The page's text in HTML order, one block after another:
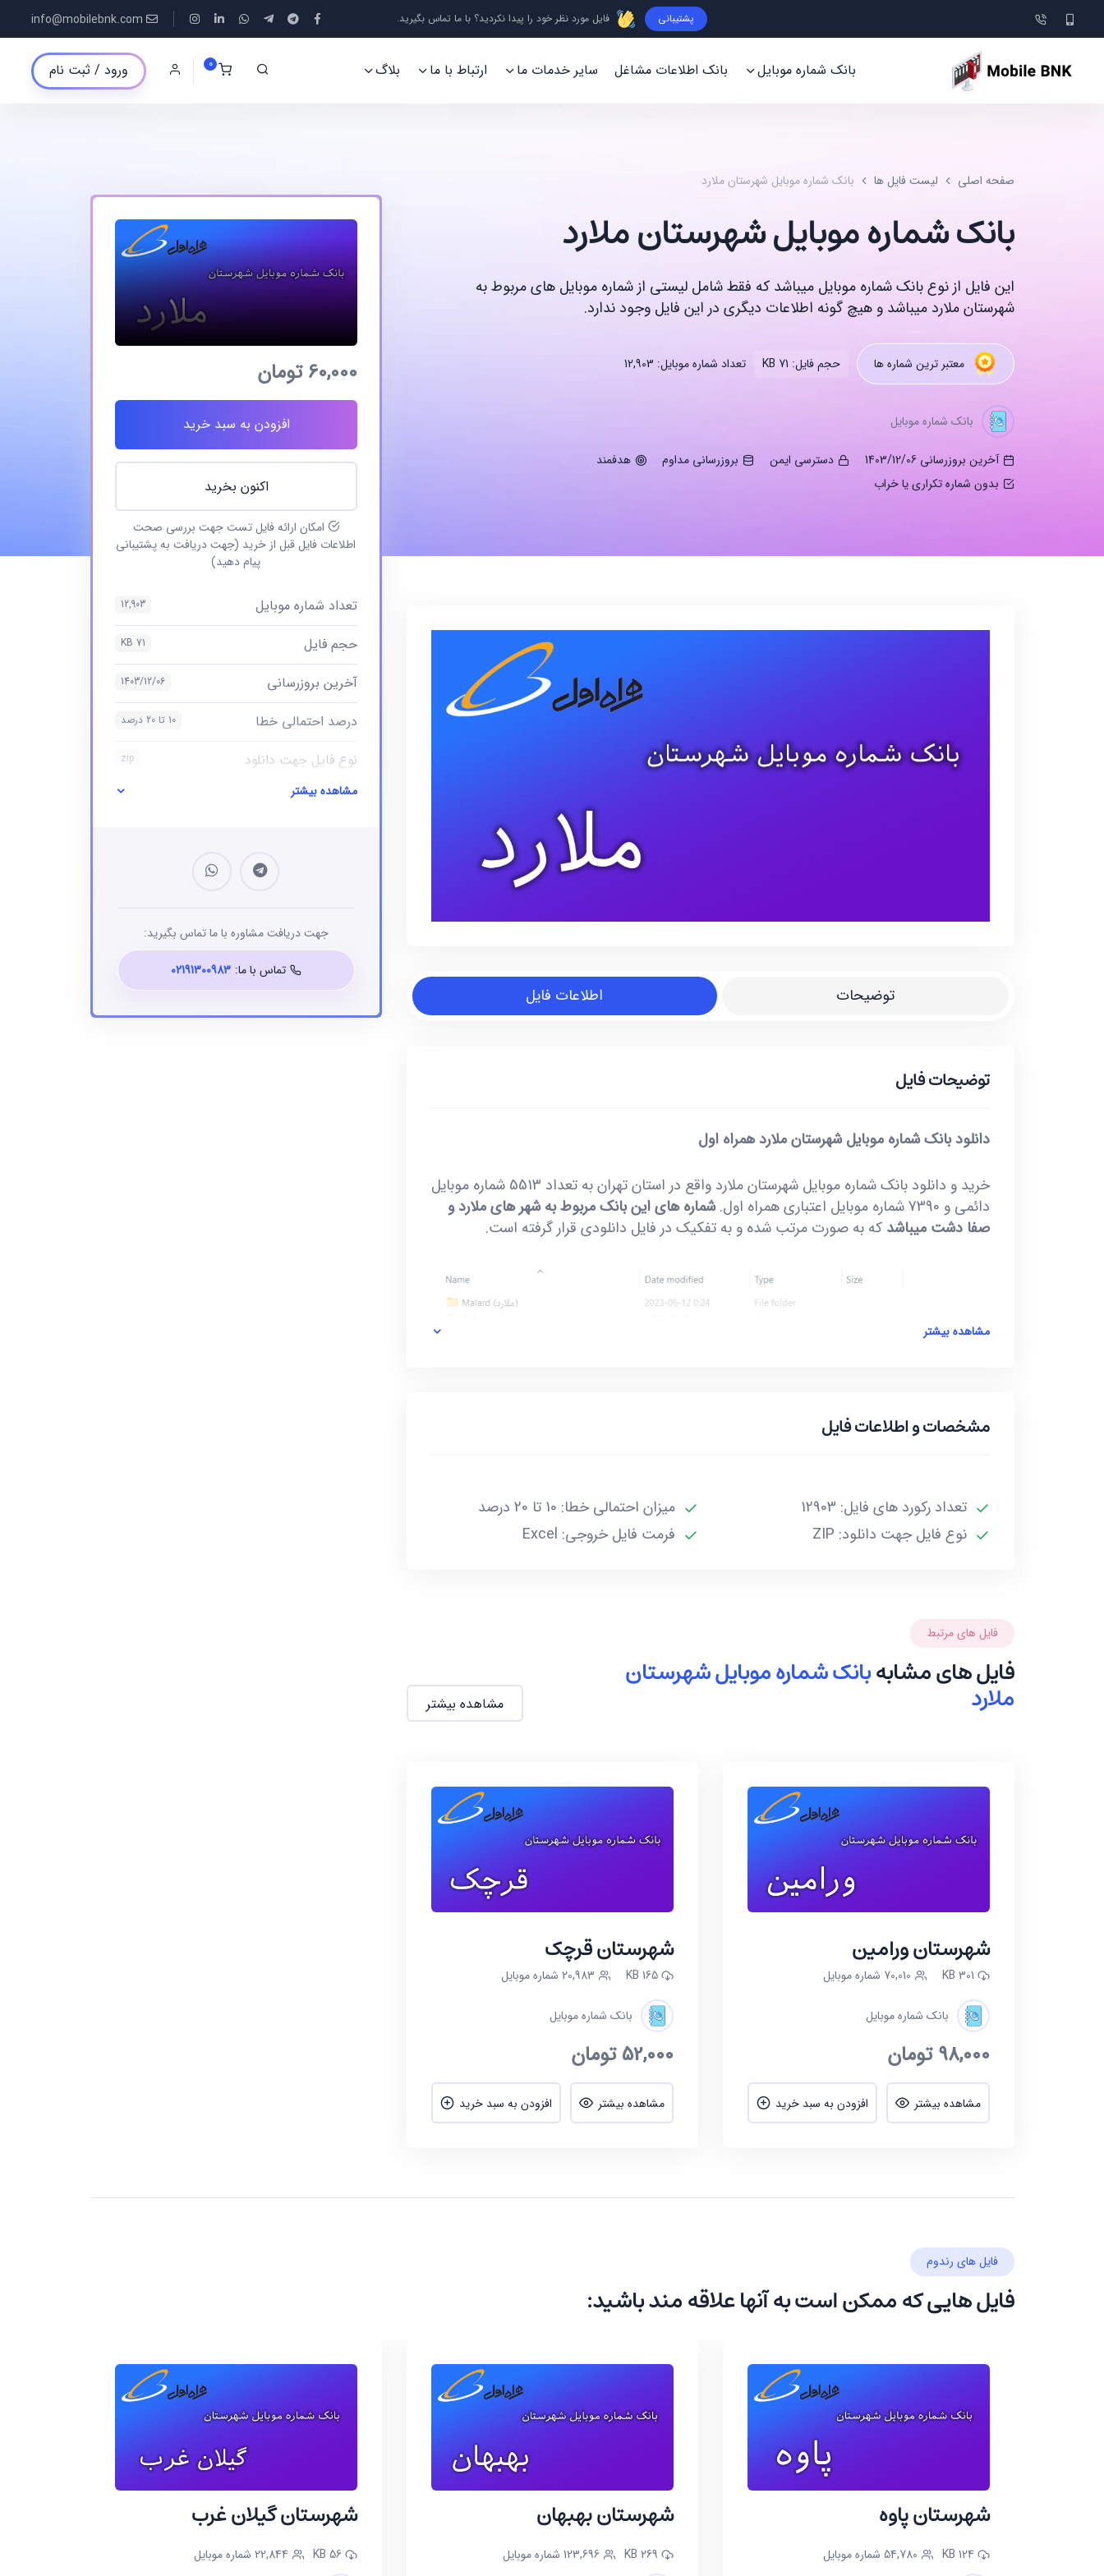
پشتیبانی فایل مورد نظر خود را پیدا نکردید؟ با ما تماس بگیرید. info@mobilebnk.com
بانک شماره موبایل بانک اطلاعات مشاغل سایر خدمات ما ارتباط با ما بلاگ 0 ورود / ثبت نام
صفحه اصلی لیست فایل ها بانک شماره موبایل شهرستان ملارد
بانک شماره موبایل شهرستان ملارد
این فایل از نوع بانک شماره موبایل میباشد که فقط شامل لیستی از شماره موبایل های مربوط به
شهرستان ملارد میباشد و هیچ گونه اطلاعات دیگری در این فایل وجود ندارد.
معتبر ترین شماره ها حجم فایل: 71 KB تعداد شماره موبایل: 12,903
بانک شماره موبایل
آخرین بروزرسانی 1403/12/06 دسترسی ایمن بروزرسانی مداوم
هدفمند
بدون شماره تکراری یا خراب
توضیحات اطلاعات فایل
توضیحات فایل
دانلود بانک شماره موبایل شهرستان ملارد همراه اول
خرید و دانلود بانک شماره موبایل شهرستان ملارد واقع در استان تهران به تعداد 5513 شماره موبایل
دائمی و 7390 شماره موبایل اعتباری همراه اول.
شماره های این بانک مربوط به شهر های ملارد و
صفا دشت میباشد که به صورت مرتب شده و به تفکیک در فایل دانلودی قرار گرفته است.
بانک شماره موبایل شهرستان ملارد شامل شهر های زیر میباشد:
میباشد که در مجموع دارای 11923 شماره موبایل است.
بانک اطلاعاتی موجود در این بخش دارای 1168 رکورد میباشد.
بانک شماره موبایل شهر صفا دشت
که در مجموع دارای 980 شماره موبایل است.
بانک اطلاعاتی موجود در این بخش دارای 462 رکورد میباشد.
مشاهده بیشتر
مشخصات و اطلاعات فایل
تعداد رکورد های فایل: 12903
نوع فایل جهت دانلود: ZIP
میزان احتمالی خطا: 10 تا 20 درصد
فرمت فایل خروجی: Excel
فایل های مرتبط
فایل های مشابهبانک شماره موبایل شهرستان
ملارد مشاهده بیشتر
شهرستان ورامین
301 KB 70,010 شماره موبایل
بانک شماره موبایل
98,000تومان
مشاهده بیشتر افزودن به سبد خرید
شهرستان قرچک
165 KB 20,983 شماره موبایل
بانک شماره موبایل
52,000تومان
مشاهده بیشتر افزودن به سبد خرید
60,000تومان
افزودن به سبد خرید
اکنون بخرید
امکان ارائه فایل تست جهت بررسی صحت
اطلاعات فایل قبل از خرید (جهت دریافت به پشتیبانی
پیام دهید)
تعداد شماره موبایل 12,903
حجم فایل 71 KB
آخرین بروزرسانی 1403/12/06
درصد احتمالی خطا 10 تا 20 درصد
نوع فایل جهت دانلود zip
نوع فایل بانک شماره موبایل مشاهده بیشتر
جهت دریافت مشاوره با ما تماس بگیرید:
تماس با ما: 02191300983
فایل های رندوم
فایل هایی که ممکن است به آنها علاقه مند باشید:
شهرستان پاوه
124 KB
54,780 شماره موبایل
شهرستان بهبهان
269 KB
123,696 شماره موبایل
شهرستان گیلان غرب
56 KB
22,844 شماره موبایل